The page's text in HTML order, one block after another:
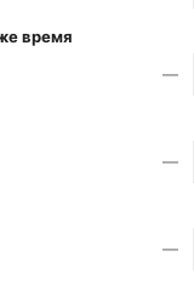
время
—
—
—